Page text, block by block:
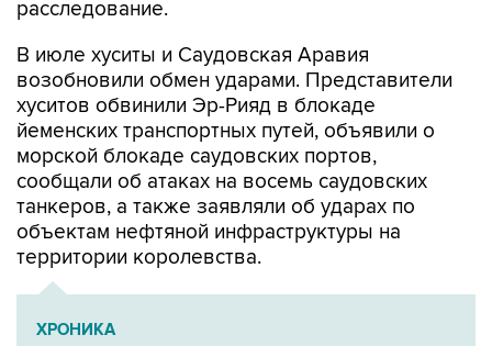
расследование.
В июле хуситы и Саудовская Аравия
возобновили обмен ударами. Представители
хуситов обвинили Эр-Рияд в блокаде
йеменских транспортных путей, объявили о
морской блокаде саудовских портов,
сообщали об атаках на восемь саудовских
танкеров, а также заявляли об ударах по
объектам нефтяной инфраструктуры на
территории королевства.
ХРОНИКА